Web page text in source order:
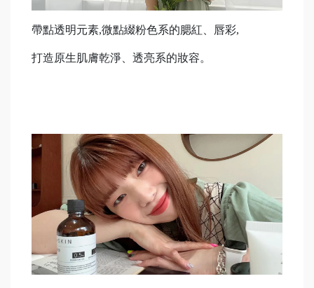
帶點透明元素,微點綴粉色系的腮紅、唇彩,
打造原生肌膚乾淨、透亮系的妝容。